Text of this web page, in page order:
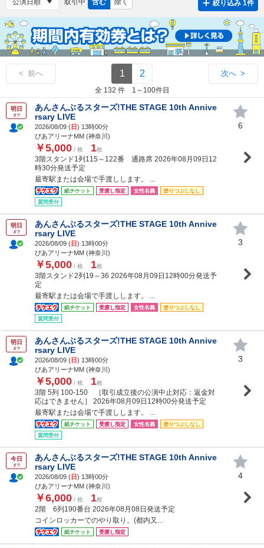
絞り込み 1件
< 前へ 1 2 次へ >
全 132 件 1～100件目
明日
まで
あんさんぶるスターズ!THE STAGE 10th Annive
rsary LIVE
2026/08/09 (日) 13時00分
ぴあアリーナMM (神奈川)
￥5,000 / 枚 1枚
3階スタンド1列115～122番 通路席 2026年08月09日12
時30分発送予定
最寄駅または会場で手渡しします。 ...
紙チケット 受渡し指定 女性名義
塗りつぶしなし
質問受付
6
明日
まで
あんさんぶるスターズ!THE STAGE 10th Annive
rsary LIVE
2026/08/09 (日) 13時00分
ぴあアリーナMM (神奈川)
￥5,000 / 枚 1枚
3階スタンド2列19～36 2026年08月09日12時00分発送予
定
最寄駅または会場で手渡しします。 ...
紙チケット 受渡し指定 女性名義
塗りつぶしなし
質問受付
3
明日
まで
あんさんぶるスターズ!THE STAGE 10th Annive
rsary LIVE
2026/08/09 (日) 13時00分
ぴあアリーナMM (神奈川)
￥5,000 / 枚 1枚
3階 5列 100-150 ［取引成立後の公演中止対応：返金対
応はできません］ 2026年08月09日12時00分発送予定
最寄駅または会場で手渡しします。 ...
紙チケット 受渡し指定 女性名義
塗りつぶしなし
質問受付
3
今日
まで
あんさんぶるスターズ!THE STAGE 10th Annive
rsary LIVE
2026/08/09 (日) 13時00分
ぴあアリーナMM (神奈川)
￥6,000 / 枚 1枚
2階 6列190番台 2026年08月08日発送予定
コインロッカーでのやり取り。(都内又...
紙チケット 受渡し指定
4